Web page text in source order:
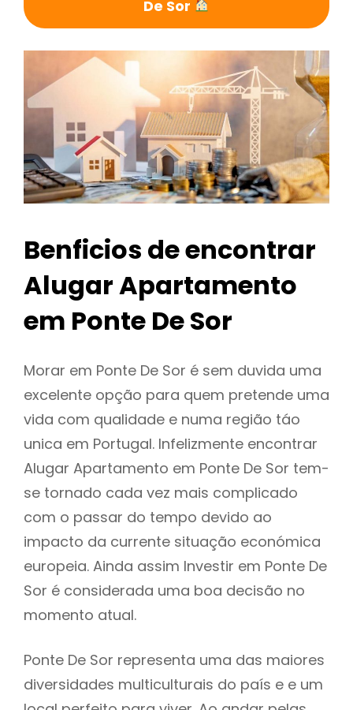
De Sor
Benficios de encontrar
Alugar Apartamento
em Ponte De Sor
Morar em Ponte De Sor é sem duvida uma
excelente opção para quem pretende uma
vida com qualidade e numa região táo
unica em Portugal. Infelizmente encontrar
Alugar Apartamento em Ponte De Sor tem-
se tornado cada vez mais complicado
com o passar do tempo devido ao
impacto da currente situação económica
europeia. Ainda assim Investir em Ponte De
Sor é considerada uma boa decisão no
momento atual.
Ponte De Sor representa uma das maiores
diversidades multiculturais do país e e um